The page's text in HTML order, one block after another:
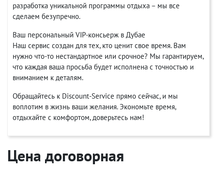
разработка уникальной программы отдыха – мы все
сделаем безупречно.
Ваш персональный VIP-консьерж в Дубае
Наш сервис создан для тех, кто ценит свое время. Вам
нужно что-то нестандартное или срочное? Мы гарантируем,
что каждая ваша просьба будет исполнена с точностью и
вниманием к деталям.
Обращайтесь к Discount-Service прямо сейчас, и мы
воплотим в жизнь ваши желания. Экономьте время,
отдыхайте с комфортом, доверьтесь нам!
Цена договорная